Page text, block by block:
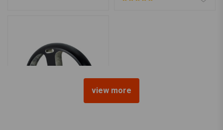
view more